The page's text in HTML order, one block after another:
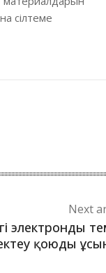
сілтеме
Next
электронды
қоюды